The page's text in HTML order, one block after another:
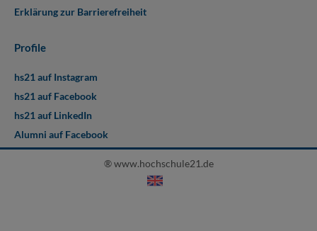
Erklärung zur Barrierefreiheit
Profile
hs21 auf Instagram
hs21 auf Facebook
hs21 auf LinkedIn
Alumni auf Facebook
® www.hochschule21.de